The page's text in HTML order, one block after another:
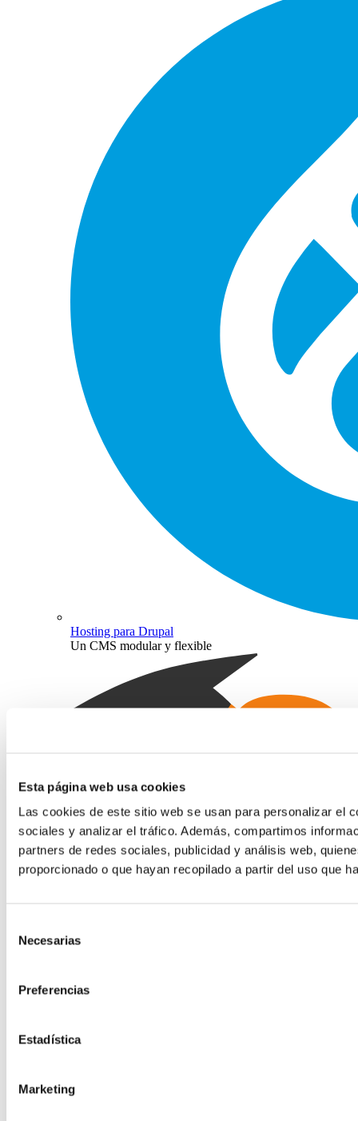
Esta página web usa cookies
Las cookies de este sitio web se usan para personalizar el
sociales y analizar el tráfico. Además, compartimos
partners de redes sociales, publicidad y análisis web,
proporcionado o que hayan recopilado a partir del uso que
Necesarias
Preferencias
Estadística
Marketing
Hosting para Drupal
Un CMS modular y flexible
Hosting para Moodle
El LMS más potente para formación